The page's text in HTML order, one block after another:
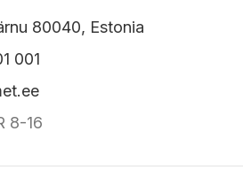
80040, Estonia
001
8-16